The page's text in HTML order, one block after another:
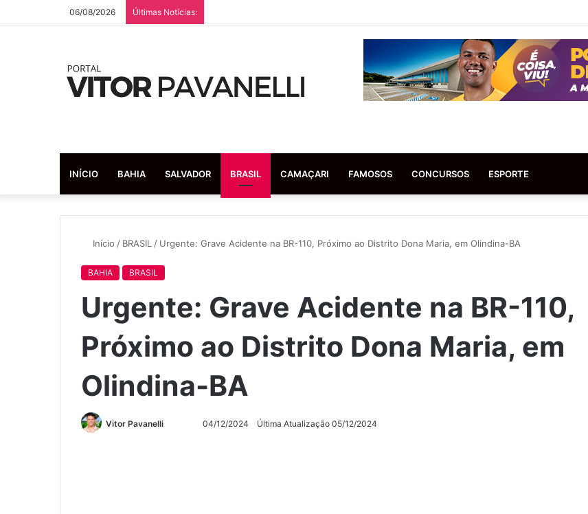
06/08/2026 Últimas Notícias:
INÍCIO BAHIA SALVADOR BRASIL CAMAÇARI FAMOSOS CONCURSOS ESPORTE
Início / BRASIL / Urgente: Grave Acidente na BR-110, Próximo ao Distrito Dona Maria, em Olindina-BA
BAHIA BRASIL
Urgente: Grave Acidente na BR-110,
Próximo ao Distrito Dona Maria, em
Olindina-BA
Vitor Pavanelli
Mande04/12/2024 Última Atualização 05/12/2024